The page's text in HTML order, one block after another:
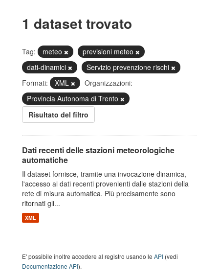
1 dataset trovato
Tag: meteo
previsioni meteo
dati-dinamici
Servizio prevenzione rischi
Formati:
XML
Organizzazioni:
Provincia Autonoma di Trento
Risultato del filtro
Dati recenti delle stazioni meteorologiche
automatiche
Il dataset fornisce, tramite una invocazione dinamica,
l'accesso ai dati recenti provenienti dalle stazioni della
rete di misura automatica. Più precisamente sono
ritornati gli...
XML
E' possibile inoltre accedere al registro usando le API (vedi
Documentazione API).